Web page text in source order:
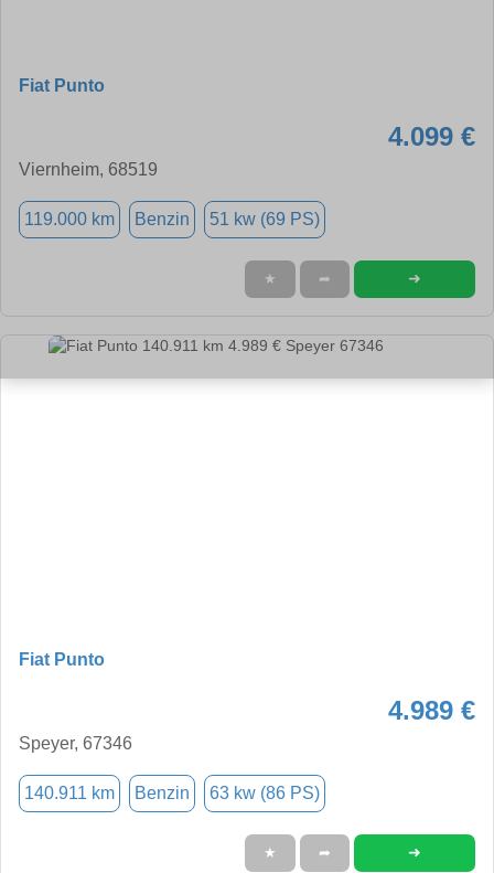
Fiat Punto
4.099 €
Viernheim, 68519
119.000 km Benzin 51 kw (69 PS)
★ ➦ ➜
Fiat Punto
4.989 €
Speyer, 67346
140.911 km Benzin 63 kw (86 PS)
★ ➦ ➜